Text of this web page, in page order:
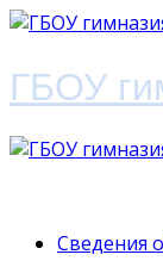
ГБОУ
Сведения